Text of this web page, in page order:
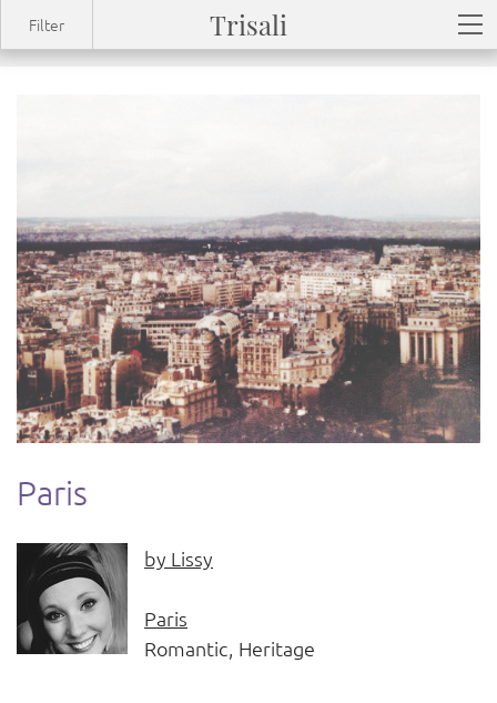
Trisali
Filter
Paris
by Lissy
Paris
Romantic Heritage